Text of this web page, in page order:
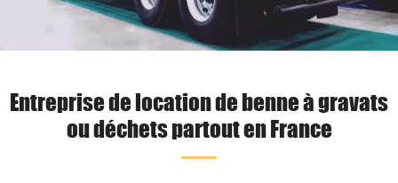
Entreprise de location de benne à gravats
ou déchets partout en France